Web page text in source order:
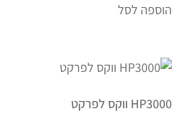
הוספה לסל
HP3000 ווקס לפרקט